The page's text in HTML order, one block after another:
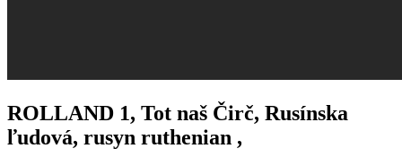
ROLLAND 1, Tot naš Čirč, Rusínska
ľudová, rusyn ruthenian ,